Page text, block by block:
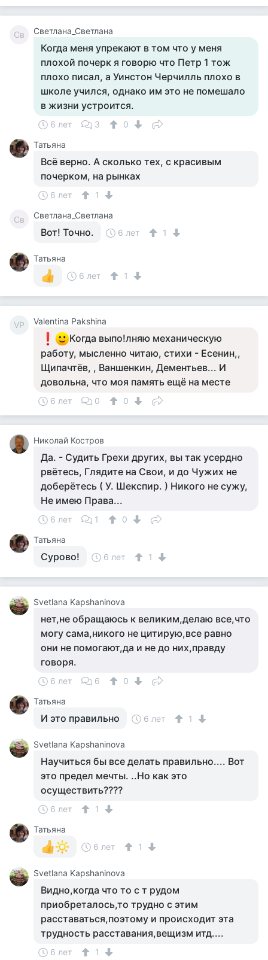
Св Светлана_Светлана
Когда меня упрекают в том что у меня
плохой почерк я говорю что Петр 1 тож
плохо писал, а Уинстон Черчилль плохо в
школе учился, однако им это не помешало
в жизни устроится.
6 лет 3
0
Татьяна
Всё верно. А сколько тех, с красивым
почерком, на рынках
6 лет 1
Св Светлана_Светлана
Вот! Точно. 6 лет 1
Татьяна
6 лет
1
VP Valentina Pakshina
Когда выпо!лняю механическую
работу, мысленно читаю, стихи - Есенин,,
Щипачтёв, , Ваншенкин, Дементьев... И
довольна, что моя память ещё на месте
6 лет 0 0
Николай Костров
Да. - Судить Грехи других, вы так усердно
рвётесь, Глядите на Свои, и до Чужих не
доберётесь ( У. Шекспир. ) Никого не сужу,
Не имею Права...
6 лет 1
0
Татьяна
Сурово! 6 лет 1
Svetlana Kapshaninova
нет,не обращаюсь к великим,делаю все,что
могу сама,никого не цитирую,все равно
они не помогают,да и не до них,правду
говоря.
6 лет 6
0
Татьяна
И это правильно 6 лет 1
Svetlana Kapshaninova
Научиться бы все делать правильно.... Вот
это предел мечты. ..Но как это
осуществить????
6 лет
1
Татьяна
6 лет
1
Svetlana Kapshaninova
Видно,когда что то с т рудом
приобреталось,то трудно с этим
расставаться,поэтому и происходит эта
трудность расставания,вещизм итд....
6 лет 1